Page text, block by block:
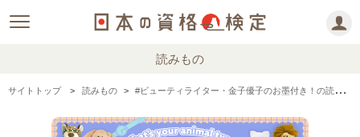
読みもの
サイトトップ 読みもの #ビューティライター・金子優子のお墨付き！の読みもの